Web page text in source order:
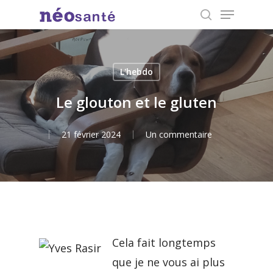
to
main
search
Menu
L'hebdo
Le glouton et le gluten
21 février 2024 Un commentaire
Cela fait longtemps
que je ne vous ai plus
Close
Menu